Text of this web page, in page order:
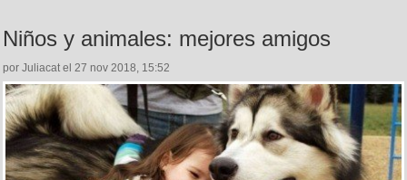
Niños y animales: mejores amigos
por Juliacat el 27 nov 2018, 15:52